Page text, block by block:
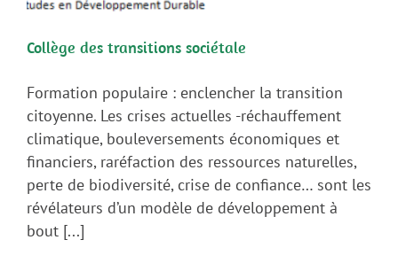
Collège des transitions sociétale
Formation populaire : enclencher la transition
citoyenne. Les crises actuelles -réchauffement
climatique, bouleversements économiques et
financiers, raréfaction des ressources naturelles,
perte de biodiversité, crise de confiance… sont les
révélateurs d’un modèle de développement à
bout [...]